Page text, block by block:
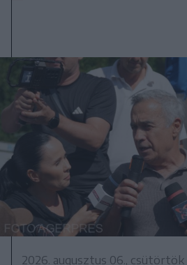
2026. augusztus 06., csütörtök